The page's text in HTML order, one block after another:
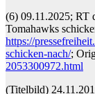
(6) 09.11.2025;
Tomahawks
https://
schicken-nach/;
2053300972.html
(Titelbild)